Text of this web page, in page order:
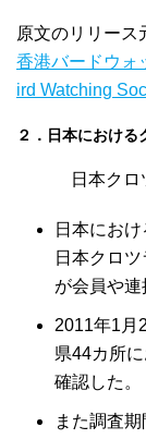
原文のリリース
香港バードウォ
ird Watching
２．日本における
日本ク
日本にお
日本クロ
が会員や連
2011年1月
県44カ所
確認した。
また調査